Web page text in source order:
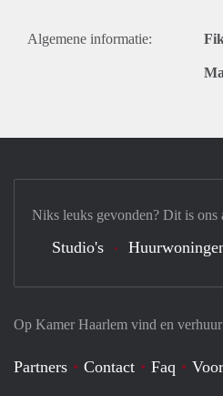
Algemene informatie:
Op Kamer Haarlem vind en
Partners Contact Faq
Niks leuks gevonden? Dit is ons
Studio's